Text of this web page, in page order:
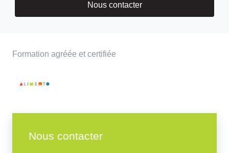
Nous contacter
Formation agréée et certifiée
Nous contacter